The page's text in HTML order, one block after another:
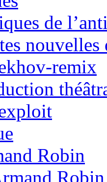
de
remix
Robin